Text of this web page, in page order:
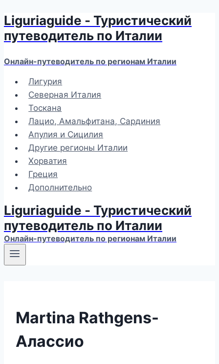
Перейти
к
содержимому
Liguriaguide - Туристический
путеводитель по Италии
Онлайн-путеводитель по регионам Италии
Лигурия
Северная Италия
Тоскана
Лацио, Амальфитана, Сардиния
Апулия и Сицилия
Другие регионы Италии
Хорватия
Греция
Дополнительно
Liguriaguide - Туристический
путеводитель по Италии
Онлайн-путеводитель по регионам Италии
Martina Rathgens-
Алассио